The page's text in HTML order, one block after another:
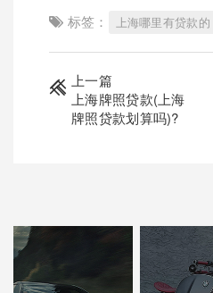
标签： 上海哪里有贷款的
上一篇
上海牌照贷款(上海
牌照贷款划算吗)?